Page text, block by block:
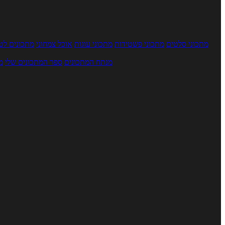
מתכוני סלטים מתכוני פשטידות מתכוני עוגות אוכל צמחוני מתכונים
מנתח המתכונים ספר המתכונים שלי